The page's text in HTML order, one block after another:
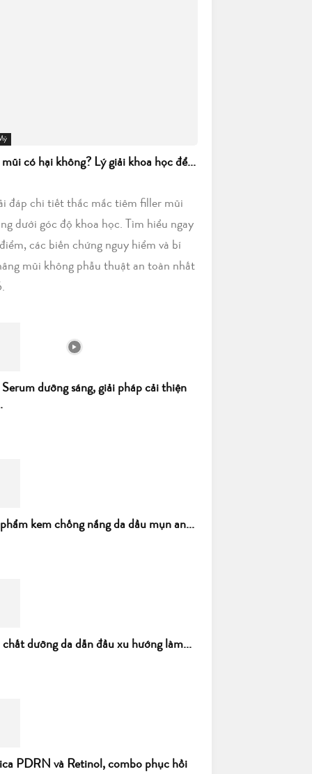
có hại không? Lý giải khoa học để...
đáp chi tiết thắc mắc tiêm filler mũi
dưới góc độ khoa học. Tìm hiểu ngay
các biến chứng nguy hiểm và bí
mũi không phẫu thuật an toàn nhất
dưỡng sáng, giải pháp cải thiện
kem chống nắng da dầu mụn an...
dưỡng da dẫn đầu xu hướng làm...
PDRN và Retinol, combo phục hồi